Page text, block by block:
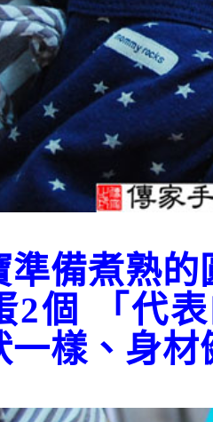
準備煮熟
2個 「代
一樣、身材